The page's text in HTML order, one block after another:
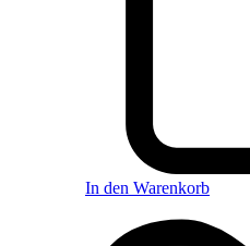
In den Warenkorb